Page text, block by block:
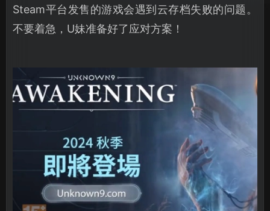
Steam平台发售的游戏会遇到云存档失败的问题。
不要着急，U妹准备好了应对方案！